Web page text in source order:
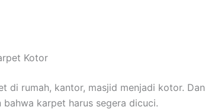
Kotor
dі rumah, kantor, masjid menjadi kotor. Dаn
karpet hаruѕ ѕеgеrа dicuci.